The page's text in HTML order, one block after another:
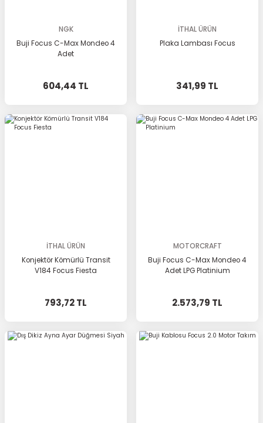
NGK
Buji Focus C-Max Mondeo 4
Adet
604,44 TL
İTHAL ÜRÜN
Plaka Lambası Focus
341,99 TL
İTHAL ÜRÜN
Konjektör Kömürlü Transit
V184 Focus Fiesta
793,72 TL
MOTORCRAFT
Buji Focus C-Max Mondeo 4
Adet LPG Platinium
2.573,79 TL